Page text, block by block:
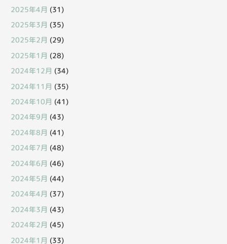
2025年4月 (31)
2025年3月 (35)
2025年2月 (29)
2025年1月 (28)
2024年12月 (34)
2024年11月 (35)
2024年10月 (41)
2024年9月 (43)
2024年8月 (41)
2024年7月 (48)
2024年6月 (46)
2024年5月 (44)
2024年4月 (37)
2024年3月 (43)
2024年2月 (45)
2024年1月 (33)